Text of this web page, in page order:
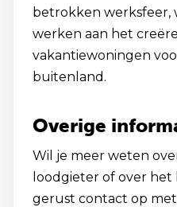
betrokken werksfeer,
werken aan het
vakantiewoningen
buitenland.
Overige
Wil je meer weten
loodgieter of over het
gerust contact op met